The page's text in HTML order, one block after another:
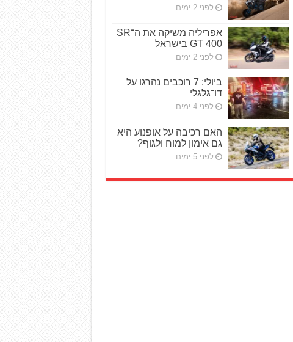
לפני 2 ימים
אפריליה משיקה את ה־SR
GT 400 בישראל
לפני 2 ימים
ביולי: 7 רוכבים נהרגו על
דו־גלגלי
לפני 4 ימים
האם רכיבה על אופנוע היא
גם אימון למוח ולגוף?
לפני 5 ימים